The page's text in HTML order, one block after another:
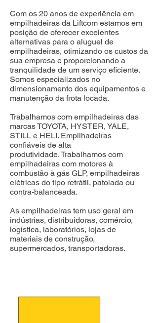
Com os 20 anos de experiência em
empilhadeiras da Liftcom estamos em
posição de oferecer excelentes
alternativas para o aluguel de
empilhadeiras, otimizando os custos da
sua empresa e proporcionando a
tranquilidade de um serviço eficiente.
Somos especializados no
dimensionamento dos equipamentos e
manutenção da frota locada.
Trabalhamos com empilhadeiras das
marcas TOYOTA, HYSTER, YALE,
STILL e HELI. Empilhadeiras
confiáveis de alta
produtividade.Trabalhamos com
empilhadeiras com motores à
combustão à gás GLP, empilhadeiras
elétricas do tipo retrátil, patolada ou
contra-balanceada.
As empilhadeiras tem uso geral em
indústrias, distribuidoras, comércio,
logística, laboratórios, lojas de
materiais de construção,
supermercados, transportadoras.